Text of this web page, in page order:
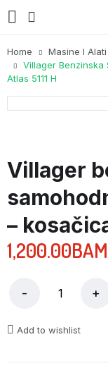
Home Masine I Alati
Villager Benzinska
Atlas 5111 H
Villager
–
1,200.00BAM
Add to wishlist